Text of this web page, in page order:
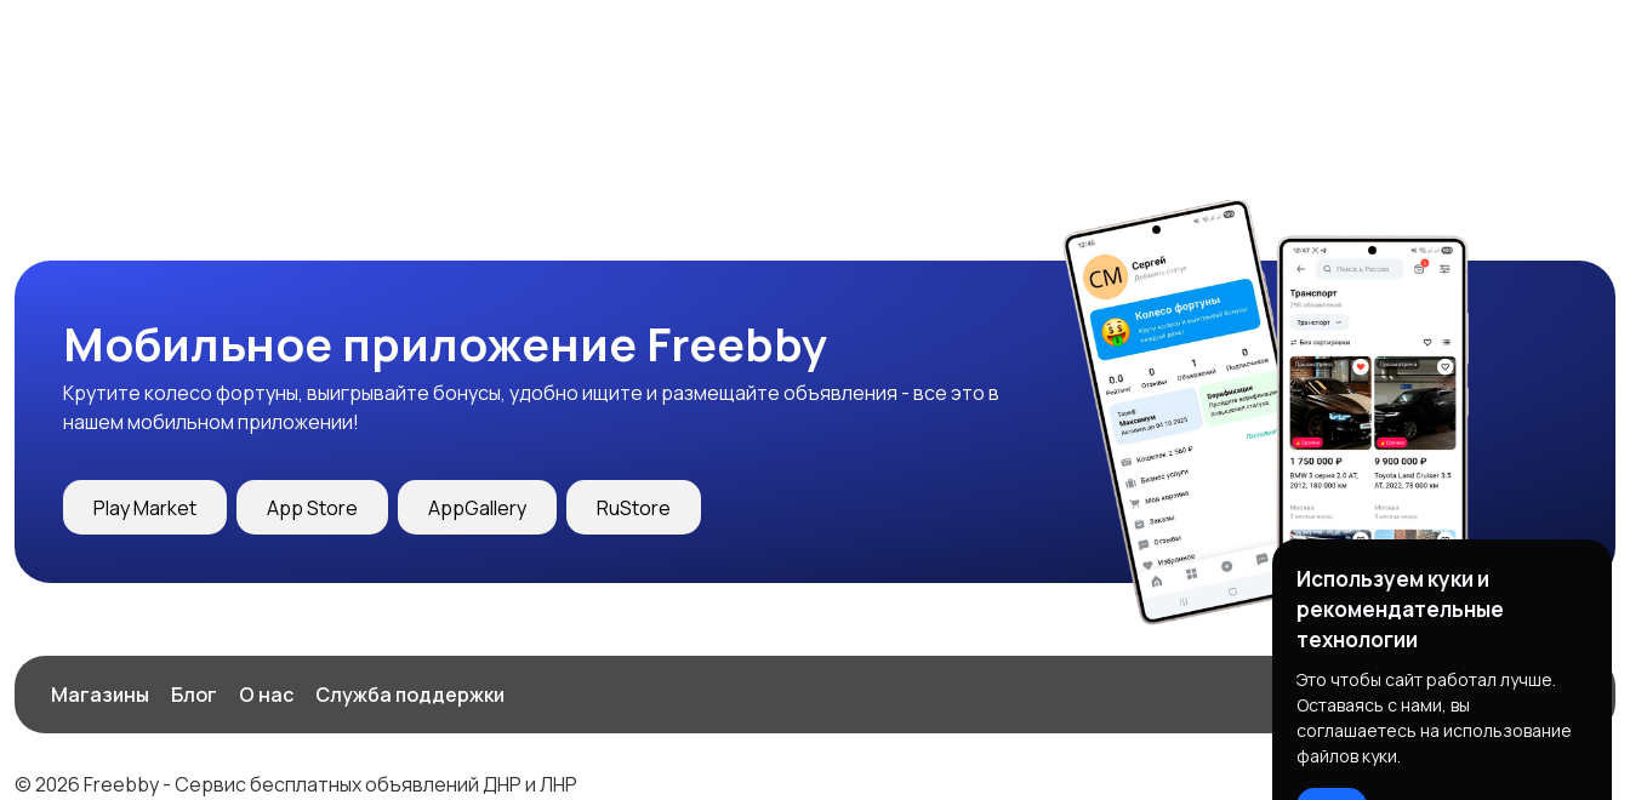
Мобильное приложение Freebby
Крутите колесо фортуны, выигрывайте бонусы, удобно ищите и размещайте объявления - все это в
нашем мобильном приложении!
Play Market App Store AppGallery RuStore
Магазины Блог О нас Служба поддержки
© 2026 Freebby - Сервис бесплатных объявлений ДНР и ЛНР
Используем куки и
рекомендательные
технологии
Это чтобы сайт работал лучше.
Оставаясь с нами, вы
соглашаетесь на использование
файлов куки.